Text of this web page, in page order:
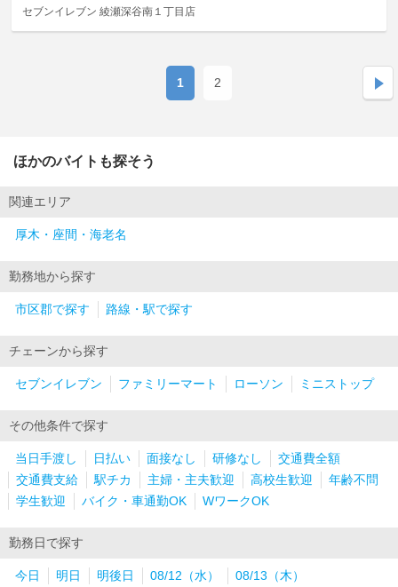
セブンイレブン 綾瀬深谷南１丁目店
1 2
ほかのバイトも探そう
関連エリア
厚木・座間・海老名
勤務地から探す
市区郡で探す 路線・駅で探す
チェーンから探す
セブンイレブン ファミリーマート ローソン ミニストップ
その他条件で探す
当日手渡し 日払い 面接なし 研修なし
交通費全額
交通費支給
駅チカ 主婦・主夫歓迎 高校生歓迎
年齢不問
学生歓迎
バイク・車通勤OK WワークOK
勤務日で探す
今日 明日 明後日 08/12（水）
08/13（木）